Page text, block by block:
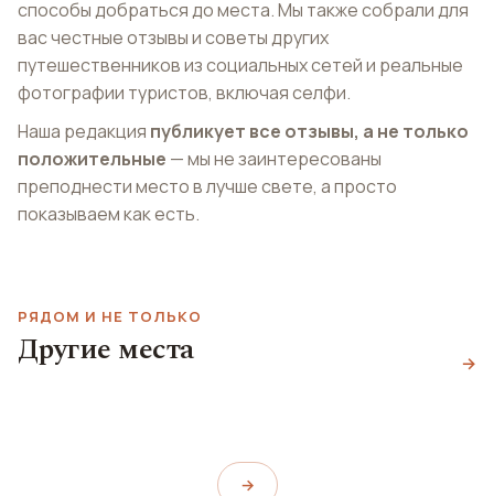
способы добраться до места. Мы также собрали для
вас честные отзывы и советы других
путешественников из социальных сетей и реальные
фотографии туристов, включая селфи.
Наша редакция публикует все отзывы, а не только
положительные — мы не заинтересованы
преподнести место в лучше свете, а просто
показываем как есть.
РЯДОМ И НЕ ТОЛЬКО
Другие места →
Ломма
→